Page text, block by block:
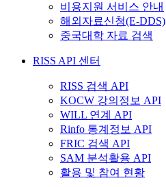
비용지원 서비스 안내
해외자료신청(E-DDS)
중국대학 자료 검색
RISS API 센터
RISS 검색 API
KOCW 강의정보 API
WILL 연계 API
Rinfo 통계정보 API
FRIC 검색 API
SAM 분석활용 API
활용 및 참여 현황